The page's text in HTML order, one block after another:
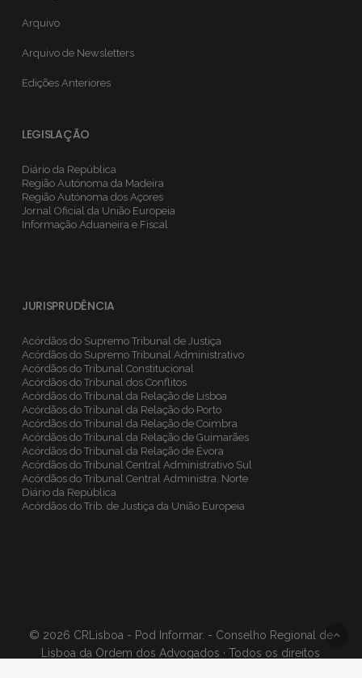
Arquivo
Arquivo de Newsletters
Edições Anteriores
LEGISLAÇÃO
Diário da República
Região Autónoma da Madeira
Região Autónoma dos Açores
Jornal Oficial da União Europeia
Informação Aduaneira e Fiscal
JURISPRUDÊNCIA
Acórdãos do Supremo Tribunal de Justiça
Acórdãos do Supremo Tribunal Administrativo
Acórdãos do Tribunal Constitucional
Acórdãos do Tribunal dos Conflitos
Acórdãos do Tribunal da Relação de Lisboa
Acórdãos do Tribunal da Relação do Porto
Acórdãos do Tribunal da Relação de Coimbra
Acórdãos do Tribunal da Relação de Guimarães
Acórdãos do Tribunal da Relação de Évora
Acórdãos do Tribunal Central Administrativo Sul
Acórdãos do Tribunal Central Administra. Norte
Diário da República
Acórdãos do Trib. de Justiça da União Europeia
© 2026 CRLisboa - Pod Informar. - Conselho Regional de
Lisboa da Ordem dos Advogados · Todos os direitos